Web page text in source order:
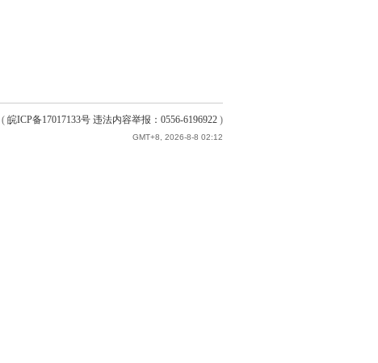
( 皖ICP备17017133号 违法内容举报：0556-6196922 )
GMT+8, 2026-8-8 02:12